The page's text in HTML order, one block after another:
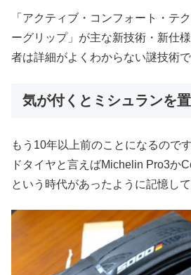
「アクティブ・コンフォート・テ
ーグリップ」が主な新技術・新仕
者は詳細がよくわからない謎技術で
気が付くとミシュランを
もう10年以上前のことになるので
ドタイヤと言えばMichelin Pro3か
という時代があったように記憶して